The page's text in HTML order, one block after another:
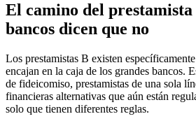
El camino del
bancos dicen que no
Los prestamistas B existen
encajan en la caja de los grandes bancos.
de fideicomiso, prestamistas de una sola
financieras alternativas que aún están
solo que tienen diferentes reglas.